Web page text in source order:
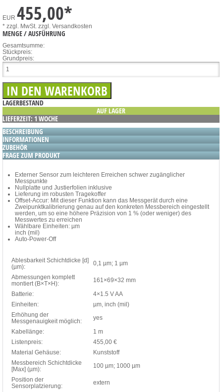
EUR 455,00*
* zzgl. MwSt. zzgl. Versandkosten
MENGE / AUSFÜHRUNG
Gesamtsumme:
Stückpreis:
Grundpreis:
LAGERBESTAND
AUF LAGER
LIEFERZEIT: 1 WOCHE
BESCHREIBUNG
INFORMATIONEN
ZUBEHÖR
FRAGE ZUM PRODUKT
Externer Sensor zum leichteren Erreichen schwer zugänglicher
Messpunkte
Nullplatte und Justierfolien inklusive
Lieferung im robusten Tragekoffer
Offset-Accur: Mit dieser Funktion kann das Messgerät durch eine
Zweipunktkalibrierung genau auf den konkreten Messbereich eingestellt
werden, um so eine höhere Präzision von 1 % (oder weniger) des
Messwertes zu erreichen
Wählbare Einheiten: µm
inch (mil)
Auto-Power-Off
Ablesbarkeit Schichtdicke [d]
(µm):
0,1 µm; 1 µm
Abmessungen komplett
montiert (B×T×H):
161×69×32 mm
Batterie:
4×1.5 V AA
Einheiten:
µm, inch (mil)
Erhöhung der
Messgenauigkeit möglich:
yes
Kabellänge:
1 m
Listenpreis:
455,00 €
Material Gehäuse:
Kunststoff
Messbereich Schichtdicke
[Max] (µm):
100 µm; 1000 µm
Position der
Sensorplatzierung:
extern